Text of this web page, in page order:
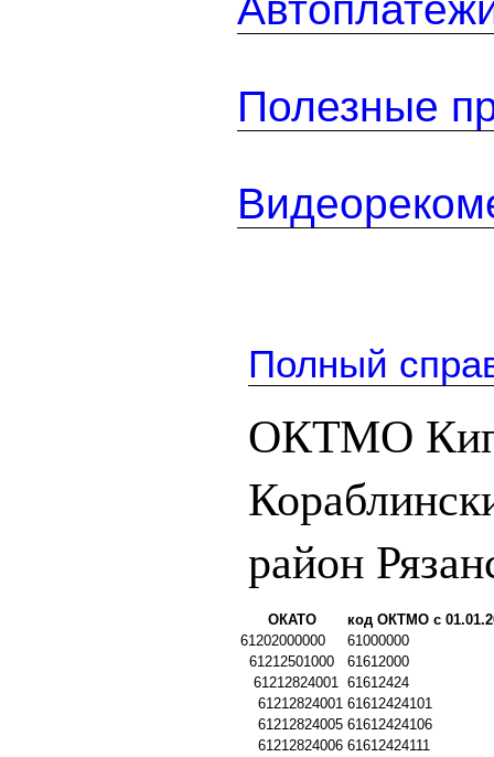
Полезные
Полный
ОКТМО
район
ОКАТО
код ОКТМО с
61202000000
61000000
61212501000
61612000
61212824001 61612424
61212824001 61612424101
61212824005 61612424106
61212824006 61612424111